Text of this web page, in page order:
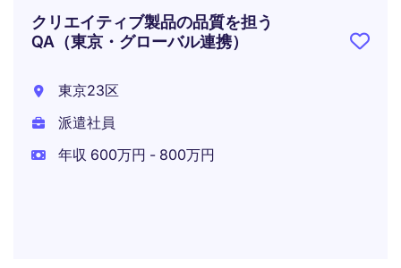
クリエイティブ製品の品質を担う
QA（東京・グローバル連携）
東京23区
派遣社員
年収 600万円 - 800万円